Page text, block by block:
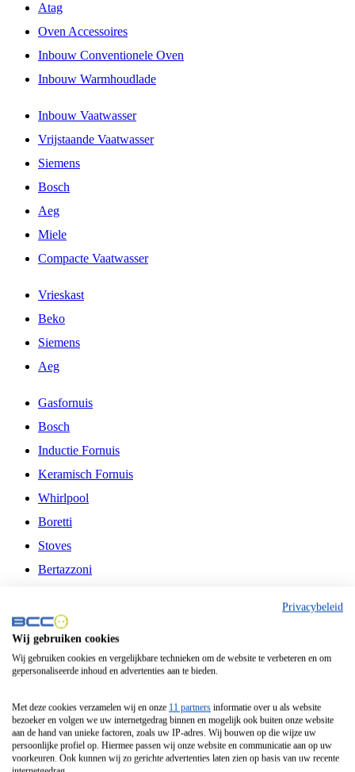
Atag
Oven Accessoires
Inbouw Conventionele Oven
Inbouw Warmhoudlade
Inbouw Vaatwasser
Vrijstaande Vaatwasser
Siemens
Bosch
Aeg
Miele
Compacte Vaatwasser
Vrieskast
Beko
Siemens
Aeg
Gasfornuis
Bosch
Inductie Fornuis
Keramisch Fornuis
Whirlpool
Boretti
Stoves
Bertazzoni
Fitelli
Airfryer
Frituurpan
Contactgrill
Broodbakmachine
Broodrooster
Privacybeleid
Wij gebruiken cookies
Wij gebruiken cookies en vergelijkbare technieken om de website te verbeteren en om
gepersonaliseerde inhoud en advertenties aan te bieden.
Met deze cookies verzamelen wij en onze 11 partners informatie over u als website
bezoeker en volgen we uw internetgedrag binnen en mogelijk ook buiten onze website
aan de hand van unieke factoren, zoals uw IP-adres. Wij bouwen op die wijze uw
persoonlijke profiel op. Hiermee passen wij onze website en communicatie aan op uw
voorkeuren. Ook kunnen wij zo gerichte advertenties laten zien op basis van uw recente